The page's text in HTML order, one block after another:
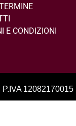
E CONDIZIONI
12082170015 |